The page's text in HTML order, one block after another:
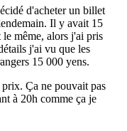
d'acheter un billet
Il y avait 15
même, alors j'ai pris
j'ai vu que les
15 000 yens.
Ça ne pouvait pas
à 20h comme ça je